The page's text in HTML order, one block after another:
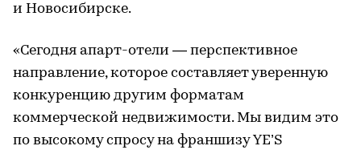
и Новосибирске.
«Сегодня апарт-отели — перспективное
направление, которое составляет уверенную
конкуренцию другим форматам
коммерческой недвижимости. Мы видим это
по высокому спросу на франшизу YE’S